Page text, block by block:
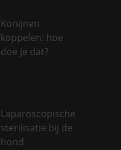
Konijnen
koppelen: hoe
doe je dat?
Laparoscopische
sterilisatie bij de
hond